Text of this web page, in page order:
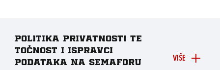
VIŠE
Politika privatnosti te
točnost i ispravci
podataka na Semaforu